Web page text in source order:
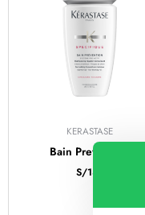
KERASTASE
Bain Prevention
S/133